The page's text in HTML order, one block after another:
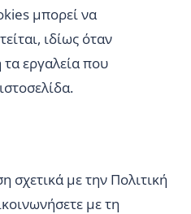
μπορεί να
ιδίως όταν
τα εργαλεία που
σχετικά με την Πολιτική
με τη